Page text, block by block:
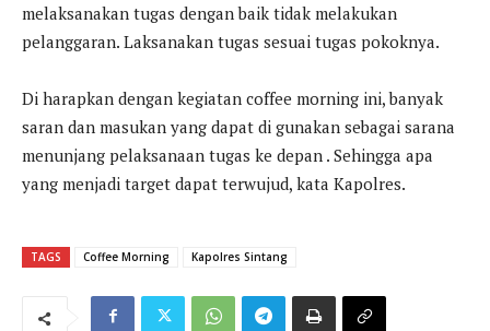
melaksanakan tugas dengan baik tidak melakukan
pelanggaran. Laksanakan tugas sesuai tugas pokoknya.
Di harapkan dengan kegiatan coffee morning ini, banyak
saran dan masukan yang dapat di gunakan sebagai sarana
menunjang pelaksanaan tugas ke depan . Sehingga apa
yang menjadi target dapat terwujud, kata Kapolres.
TAGS Coffee Morning Kapolres Sintang